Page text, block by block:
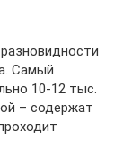
Самый
10-12 тыс.
– содержат